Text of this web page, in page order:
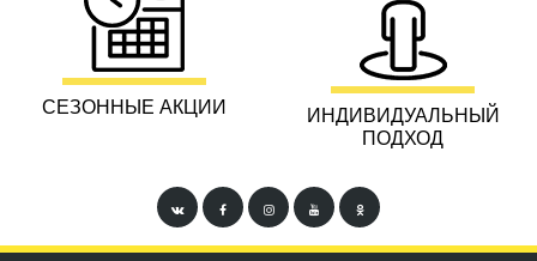
E-mail:mail@stroj-city.ru
Copyright © 2008-2026 ГК "СТРОЙМОНТАЖ" — Правовая информация. Сайт не
является публичной офертой и носит информационный характер
Обращаясь в нашу фирму для консультации, вы даете согласие наобработку
Политика обработки персональных данных